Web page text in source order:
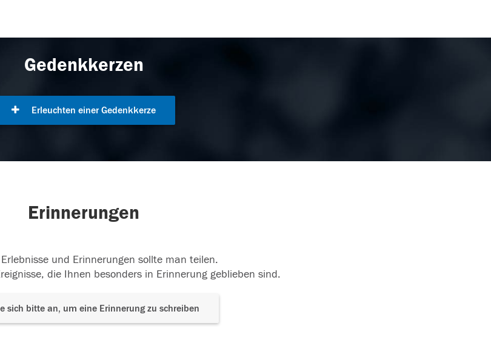
Gedenkkerzen
Erleuchten einer Gedenkkerze
Erinnerungen
und Erinnerungen sollte man teilen.
die Ihnen besonders in Erinnerung geblieben sind.
sich bitte an, um eine Erinnerung zu schreiben